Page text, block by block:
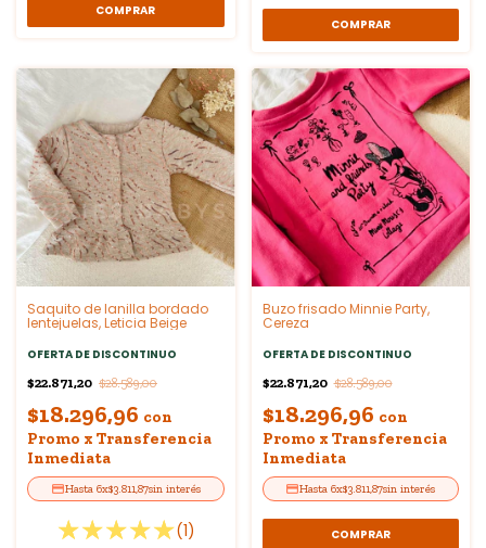
COMPRAR
COMPRAR
Saquito de lanilla bordado
lentejuelas, Leticia Beige
OFERTA DE DISCONTINUO
$22.871,20 $28.589,00
$18.296,96 con
Promo x Transferencia
Inmediata
6x$3.811,87sin interés
(1)
Buzo frisado Minnie Party,
Cereza
OFERTA DE DISCONTINUO
$22.871,20 $28.589,00
$18.296,96 con
Promo x Transferencia
Inmediata
6x$3.811,87sin interés
COMPRAR